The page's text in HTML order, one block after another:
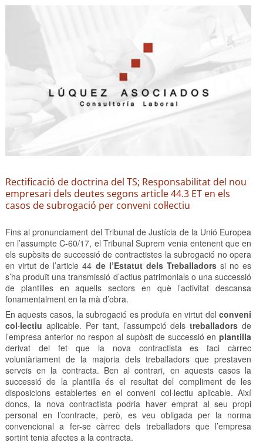
Rectificació de doctrina del TS; Responsabilitat del nou
empresari dels deutes segons article 44.3 ET en els
casos de subrogació per conveni col·lectiu
Fins al pronunciament del Tribunal de Justícia de la Unió Europea
en l’assumpte C-60/17, el Tribunal Suprem venia entenent que en
els supòsits de successió de contractistes la subrogació no opera
en virtut de l’article 44 de l’Estatut dels Treballadorssi no es
s’ha produït una transmissió d’actius patrimonials o una successió
de plantilles en aquells sectors en què l’activitat descansa
fonamentalment en la mà d’obra.
En aquests casos, la subrogació es produïa en virtut delconveni
col·lectiu aplicable. Per tant, l’assumpció delstreballadors de
l’empresa anterior no respon al supòsit de successió enplantilla
derivat del fet que la nova contractista es faci càrrec
voluntàriament de la majoria dels treballadors que prestaven
serveis en la contracta. Ben al contrari, en aquests casos la
successió de la plantilla és el resultat del compliment de les
disposicions establertes en el conveni col·lectiu aplicable. Així
doncs, la nova contractista podria haver emprat al seu propi
personal en l’contracte, però, es veu obligada per la norma
convencional a fer-se càrrec dels treballadors que l’empresa
sortint tenia afectes a la contracta.